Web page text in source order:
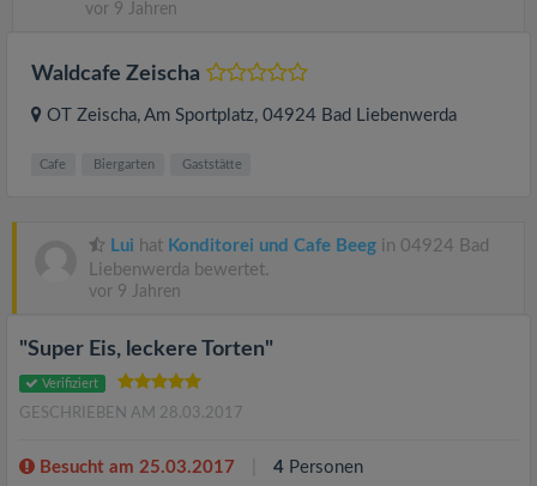
vor 9 Jahren
Waldcafe Zeischa
OT Zeischa, Am Sportplatz, 04924 Bad Liebenwerda
Cafe Biergarten Gaststätte
Lui hat Konditorei und Cafe Beeg in 04924 Bad
Liebenwerda bewertet.
vor 9 Jahren
"Super Eis, leckere Torten"
Verifiziert
GESCHRIEBEN AM 28.03.2017
Besucht am 25.03.2017 4 Personen